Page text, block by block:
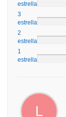
estrellas
3
estrellas
2
estrellas
1
estrellas
L